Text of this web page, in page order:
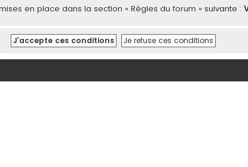
en place dans la section « Règles du forum » suivante :